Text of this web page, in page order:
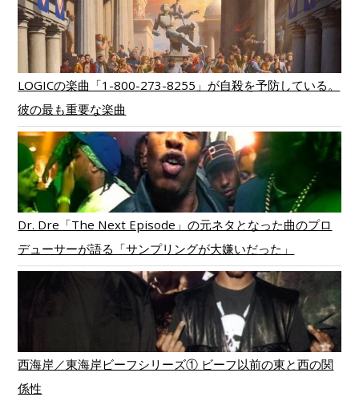
LOGICの楽曲「1-800-273-8255」が自殺を予防している。
彼の最も重要な楽曲
Dr. Dre「The Next Episode」の元ネタとなった曲のプロ
デューサーが語る「サンプリングが大嫌いだった」
西海岸／東海岸ビーフシリーズ① ビーフ以前の東と西の関
係性